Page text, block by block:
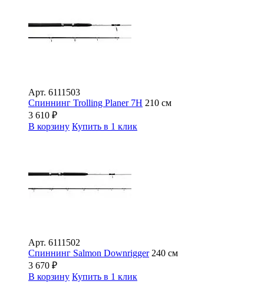
Арт. 6111503
Спиннинг Trolling Planer 7H 210 см
3 610 ₽
В корзину Купить в 1 клик
Арт. 6111502
Спиннинг Salmon Downrigger 240 см
3 670 ₽
В корзину Купить в 1 клик